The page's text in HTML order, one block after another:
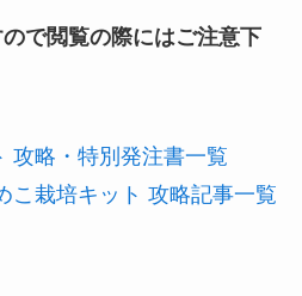
で閲覧の際にはご注意下
攻略・特別発注書一覧
こ栽培キット 攻略記事一覧